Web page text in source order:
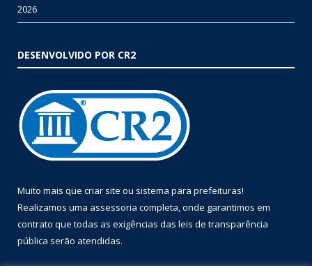
2026
DESENVOLVIDO POR CR2
Muito mais que criar site ou sistema para prefeituras!
Realizamos uma assessoria completa, onde garantimos em
contrato que todas as exigências das leis de transparência
pública serão atendidas.